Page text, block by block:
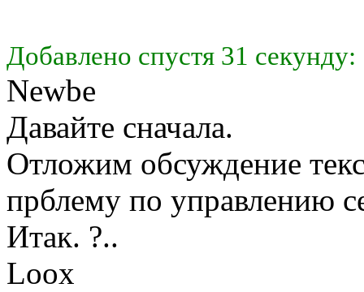
Добавлено спустя 31 секунду:
Newbe
Давайте сначала.
Отложим обсуждение
прблему по управлению
Итак. ?..
Loox